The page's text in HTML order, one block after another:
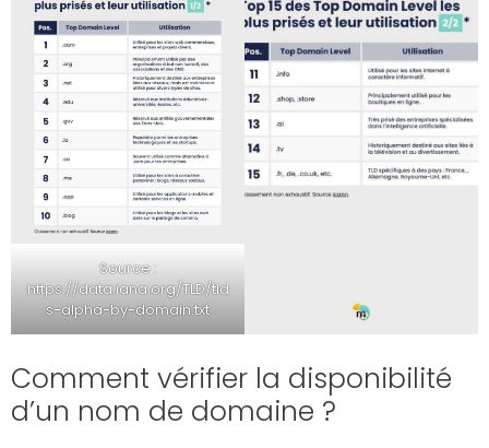
Source :
https://data.iana.org/TLD/tld
s-alpha-by-domain.txt
Comment vérifier la disponibilité
d’un nom de domaine ?